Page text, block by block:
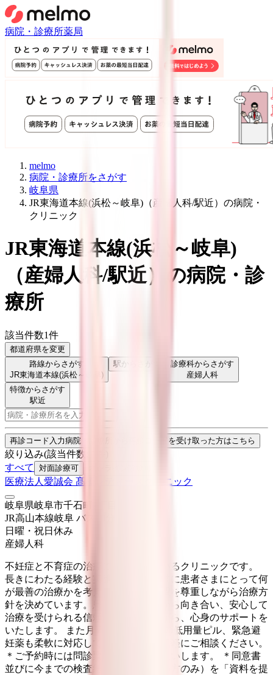
病院・診療所薬局
melmo
病院・診療所をさがす
岐阜県
JR東海道本線(浜松～岐阜)（産婦人科/駅近）の病院・
クリニック
JR東海道本線(浜松～岐阜)
（産婦人科/駅近）
の病院・診
療所
該当件数1件
都道府県を変更
路線からさがす
JR東海道本線(浜松～岐阜)
駅からさがす
診療科からさがす
産婦人科
特徴からさがす
駅近
再診コード入力病院・診療所から再診コードを受け取った方はこちら
絞り込み(該当件数:
すべて
対面診療可
医療法人愛誠会 髙橋レディースクリニック
岐阜県岐阜市千石町2丁目21-5
JR高山本線岐阜 バス
日曜・祝日 休み
産婦人科
不妊症と不育症の治療に力を入れているクリニックです。
長きにわたる経験と実績に基づいて常に患者さまにとって何
が最善の治療かを考え、ご本人の希望を尊重しながら治療方
針を決めています。患者さまと正面から向き合い、安心して
治療を受けられる信頼関係を築きながら、心身のサポートを
いたします。 また月経困難症治療での低用量ピル、緊急避
妊薬も柔軟に対応しております。お気軽にご相談ください。
＊ご予約時には問診票のご入力をお願いします。 ＊同意書
並びに今までの検査結果（※お持ちの方のみ）を「資料を提